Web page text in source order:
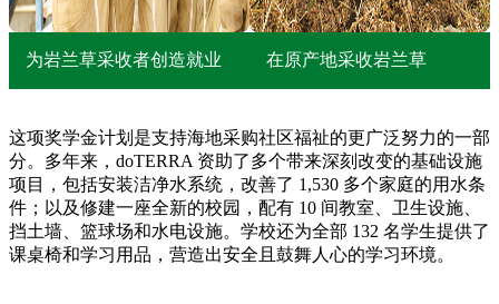
为岩兰草采收者创造就业 在原产地采收岩兰草
这项奖学金计划是支持海地采购社区福祉的更广泛努力的一部
分。多年来，doTERRA 资助了多个带来深刻改变的基础设施
项目，包括安装洁净水系统，改善了 1,530 多个家庭的用水条
件；以及修建一座全新的校园，配有 10 间教室、卫生设施、
挡土墙、篮球场和水电设施。学校还为全部 132 名学生提供了
课桌椅和学习用品，营造出安全且鼓舞人心的学习环境。